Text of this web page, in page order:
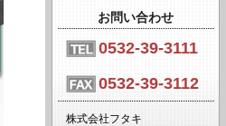
お問い合わせ
0532-39-3111
0532-39-3112
株式会社フタキ